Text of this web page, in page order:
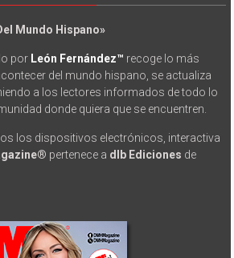
Mundo Hispano»
por León Fernández™ recoge lo más
del mundo hispano, se actualiza
a los lectores informados de todo lo
donde quiera que se encuentren.
los dispositivos electrónicos, interactiva
pertenece a dlb Ediciones de